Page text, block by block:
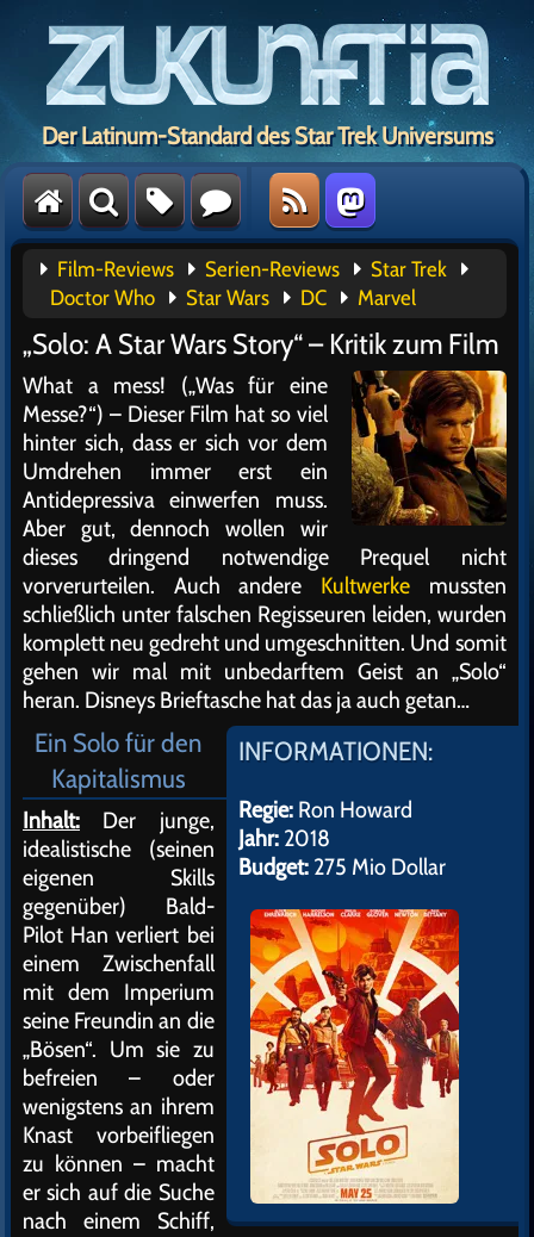
Der Latinum-Standard des Star Trek Universums
Film-Reviews Serien-Reviews
Star Trek
Doctor Who
Star Wars DC Marvel
„Solo: A Star Wars Story“ – Kritik zum Film
What a mess! („Was für eine
Messe?“) – Dieser Film hat so viel
hinter sich, dass er sich vor dem
Umdrehen immer erst ein
Antidepressiva einwerfen muss.
Aber gut, dennoch wollen wir
dieses dringend notwendige Prequel nicht
vorverurteilen. Auch andere Kultwerkemussten
schließlich unter falschen Regisseuren leiden, wurden
komplett neu gedreht und umgeschnitten. Und somit
gehen wir mal mit unbedarftem Geist an „Solo“
heran. Disneys Brieftasche hat das ja auch getan…
INFORMATIONEN:
Regie:Ron Howard
Jahr:2018
Budget:275 Mio Dollar
Ein Solo für den
Kapitalismus
Inhalt: Der junge,
idealistische (seinen
eigenen Skills
gegenüber) Bald-
Pilot Han verliert bei
einem Zwischenfall
mit dem Imperium
seine Freundin an die
„Bösen“. Um sie zu
befreien – oder
wenigstens an ihrem
Knast vorbeifliegen
zu können – macht
er sich auf die Suche
nach einem Schiff,